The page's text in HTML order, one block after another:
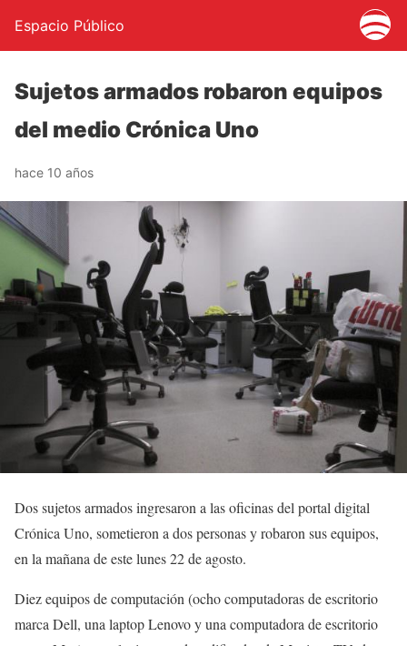
Espacio Público
Sujetos armados robaron equipos
del medio Crónica Uno
hace 10 años
Dos sujetos armados ingresaron a las oficinas del portal digital
Crónica Uno, sometieron a dos personas y robaron sus equipos,
en la mañana de este lunes 22 de agosto.
Diez equipos de computación (ocho computadoras de escritorio
marca Dell, una laptop Lenovo y una computadora de escritorio